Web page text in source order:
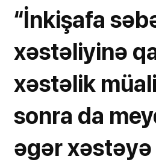
“İnkişafa
xəstəliyinə
xəstəlik
sonra da
əgər